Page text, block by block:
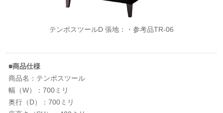
テンポスツールD 張地：・参考品TR-06
■商品仕様
商品名：テンポスツール
幅（W）：700ミリ
奥行（D）：700ミリ